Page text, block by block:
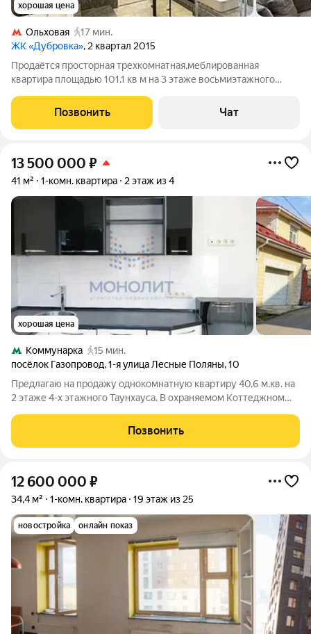
хорошая цена
Ольховая
17 мин.
ЖК «Дубровка», 2 квартал 2015
Продаётся просторная трехкомнатная,меблированная
квартира площадью 101.1 кв м на 3 этаже восьмиэтажного
Калужскому шоссе, г.Москва, д. Сосенки, жк Дубровка,
Ясеневая улица, 5 площадью: 101,1 кв м,
Позвонить Чат
13 500 000 ₽
41 м² 1-комн. квартира 2 этаж из 4
хорошая цена
Коммунарка
15 мин.
посёлок Газопровод,1-я улица Лесные Поляны,10
Предлагаю на продажу однокомнатную квартиру 40,6 м.кв. на
2 этаже 4-х этажного Таунхауса. В охраняемом Коттеджном
Калужскому шоссе. КП Лесные поляны относится к категории
ЭЛИТНЫХ. Экологически
Позвонить
12 600 000 ₽
34,4 м² 1-комн. квартира 19 этаж из 25
новостройка онлайн показ